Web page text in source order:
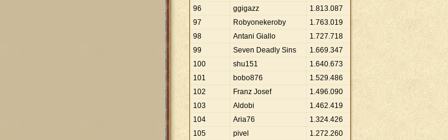
96
ggigazz 1.813.087
97
Robyonekeroby 1.763.019
98
Antani Giallo 1.727.718
99
Seven Deadly Sins 1.669.347
100
shu151 1.640.673
101
bobo876 1.529.486
102
Franz Josef 1.496.090
103
Aldobi 1.462.419
104
Aria76 1.324.426
105
pivel 1.272.260